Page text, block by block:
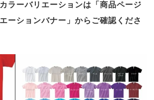
ラーバリエーションは「商品ページ
ーションバナー」からご確認くださ